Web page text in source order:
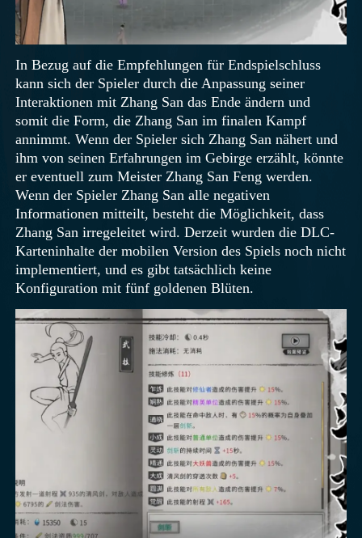
In Bezug auf die Empfehlungen für Endspielschluss
kann sich der Spieler durch die Anpassung seiner
Interaktionen mit Zhang San das Ende ändern und
somit die Form, die Zhang San im finalen Kampf
annimmt. Wenn der Spieler sich Zhang San nähert und
ihm von seinen Erfahrungen im Gebirge erzählt, könnte
er eventuell zum Meister Zhang San Feng werden.
Wenn der Spieler Zhang San alle negativen
Informationen mitteilt, besteht die Möglichkeit, dass
Zhang San irregeleitet wird. Derzeit wurden die DLC-
Karteninhalte der mobilen Version des Spiels noch nicht
implementiert, und es gibt tatsächlich keine
Konfiguration mit fünf goldenen Blüten.